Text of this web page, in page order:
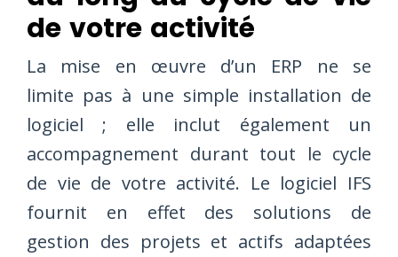
de votre activité
La mise en œuvre d’un ERP ne se
limite pas à une simple installation de
logiciel ; elle inclut également un
accompagnement durant tout le cycle
de vie de votre activité. Le logiciel IFS
fournit en effet des solutions de
gestion des projets et actifs adaptées